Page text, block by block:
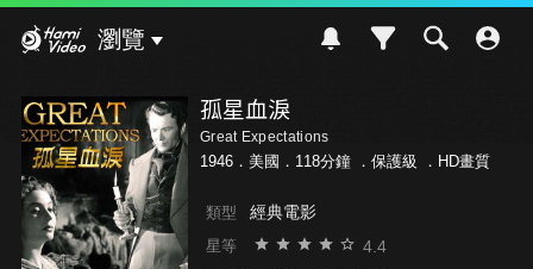
瀏覽
孤星血淚
Great Expectations
1946．美國．118分鐘 ． 保護級 ．HD畫質
類型 經典電影
星等 4.4